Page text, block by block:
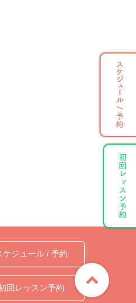
ケジュール / 予約
回レッスン予約